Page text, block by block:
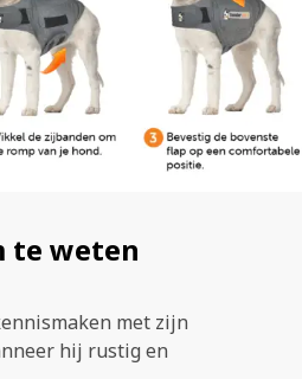
te weten
met zijn
hij rustig en